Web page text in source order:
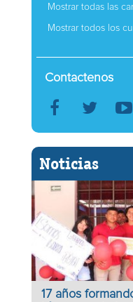
Mostrar todas las
Mostrar todos los
Contactenos
Noticias
17 años